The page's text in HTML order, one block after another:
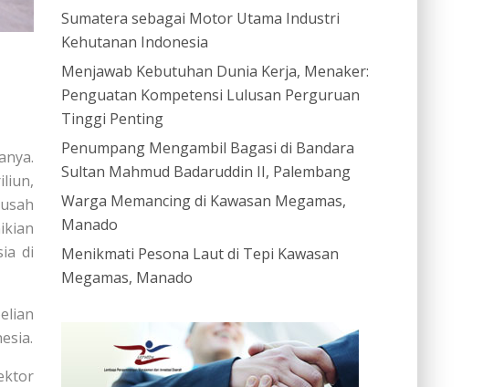
di
Sumatera sebagai Motor Utama Industri
Kehutanan Indonesia
Menjawab Kebutuhan Dunia Kerja, Menaker:
Penguatan Kompetensi Lulusan Perguruan
Tinggi Penting
Penumpang Mengambil Bagasi di Bandara
Sultan Mahmud Badaruddin II, Palembang
Warga Memancing di Kawasan Megamas,
Manado
Menikmati Pesona Laut di Tepi Kawasan
Megamas, Manado